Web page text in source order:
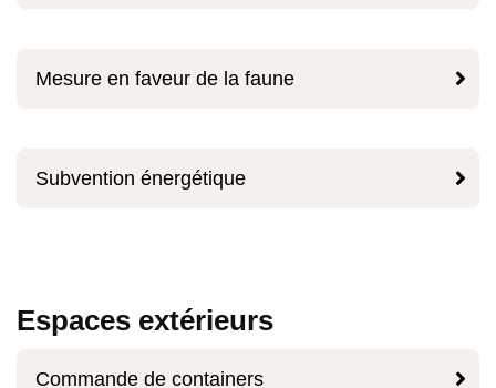

Mesure en faveur de la faune

Subvention énergétique
Espaces extérieurs

Commande de containers